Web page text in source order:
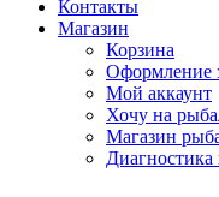
Контакты
Магазин
Корзина
Оформление
Мой аккаунт
Хочу на
Магазин
Диагностика